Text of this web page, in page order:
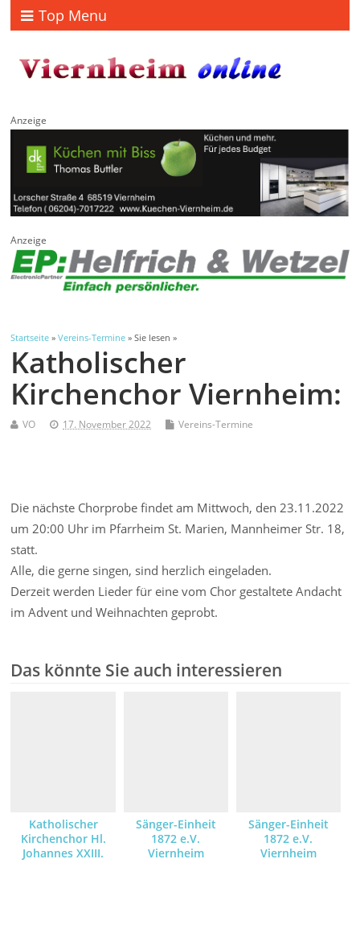
Top Menu
Anzeige
Anzeige
Startseite »Vereins-Termine » Sie lesen »
Katholischer
Kirchenchor Viernheim:
VO 17. November 2022 Vereins-Termine
Die nächste Chorprobe findet am Mittwoch, den 23.11.2022
um 20:00 Uhr im Pfarrheim St. Marien, Mannheimer Str. 18,
statt.
Alle, die gerne singen, sind herzlich eingeladen.
Derzeit werden Lieder für eine vom Chor gestaltete Andacht
im Advent und Weihnachten geprobt.
Das könnte Sie auch interessieren
Katholischer
Kirchenchor Hl.
Johannes XXIII.
Sänger-Einheit
1872 e.V.
Viernheim
Sänger-Einheit
1872 e.V.
Viernheim